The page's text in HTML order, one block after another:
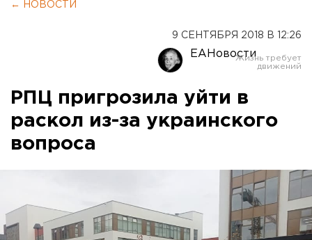
← НОВОСТИ
9 СЕНТЯБРЯ 2018 В 12:26
ЕАНовости
РПЦ пригрозила уйти в
раскол из-за украинского
вопроса